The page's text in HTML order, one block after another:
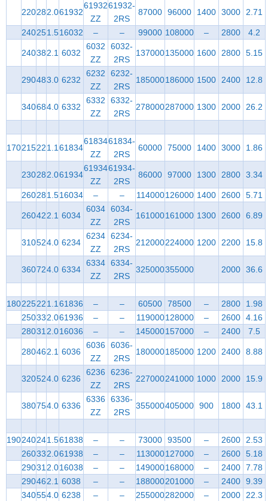
220282.061932
61932
ZZ
61932-
2RS
87000 96000 1400 3000 2.71
240251.516032 – – 99000 108000 – 2800 4.2
240382.1 6032
6032
ZZ
6032-
2RS
137000135000 1600 2800 5.15
290483.0 6232
6232
ZZ
6232-
2RS
185000186000 1500 2400 12.8
340684.0 6332
6332
ZZ
6332-
2RS
278000287000 1300 2000 26.2
170215221.161834
61834
ZZ
61834-
2RS
60000 75000 1400 3000 1.86
230282.061934
61934
ZZ
61934-
2RS
86000 97000 1300 2800 3.34
260281.516034 – – 114000126000 1400 2600 5.71
260422.1 6034
6034
ZZ
6034-
2RS
161000161000 1300 2600 6.89
310524.0 6234
6234
ZZ
6234-
2RS
212000224000 1200 2200 15.8
360724.0 6334
6334
ZZ
6334-
2RS
325000355000 2000 36.6
180225221.161836 – – 60500 78500 – 2800
1.98
250332.061936 – – 119000128000 – 2600 4.16
280312.016036 – – 145000157000 – 2400 7.5
280462.1 6036
6036
ZZ
6036-
2RS
180000185000 1200 2400 8.88
320524.0 6236
6236
ZZ
6236-
2RS
227000241000 1000 2000 15.9
380754.0 6336
6336
ZZ
6336-
2RS
355000405000 900 1800 43.1
190240241.561838 – – 73000 93500 – 2600 2.53
260332.061938 – – 113000127000 – 2600 5.18
290312.016038 – – 149000168000 – 2400 7.78
290462.1 6038 – – 188000201000 – 2400 9.39
340554.0 6238 – – 255000282000 – 2000 22.3